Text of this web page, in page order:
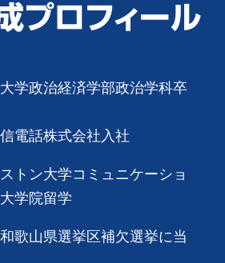
学政治経済学部政治学科卒
電話株式会社入社
トン大学コミュニケーショ
学院留学
歌山県選挙区補欠選挙に当